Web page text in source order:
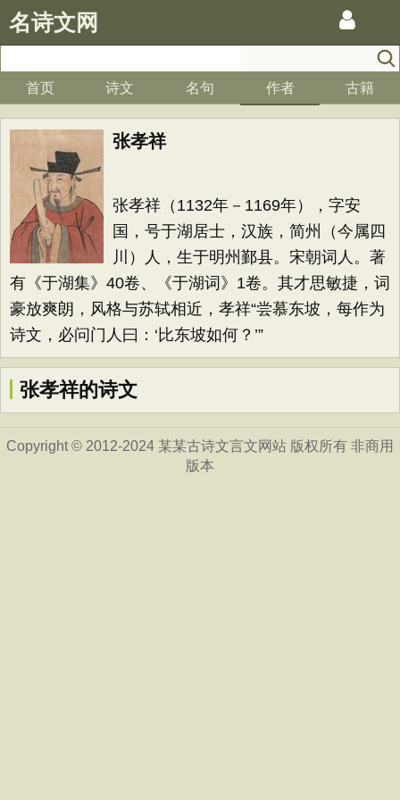
名诗文网
首页 诗文 名句 作者 古籍
张孝祥
张孝祥（1132年－1169年），字安
国，号于湖居士，汉族，简州（今属四
川）人，生于明州鄞县。宋朝词人。著
有《于湖集》40卷、《于湖词》1卷。其才思敏捷，词
豪放爽朗，风格与苏轼相近，孝祥“尝慕东坡，每作为
诗文，必问门人曰：‘比东坡如何？’”
张孝祥的诗文
Copyright © 2012-2024 某某古诗文言文网站 版权所有 非商用
版本